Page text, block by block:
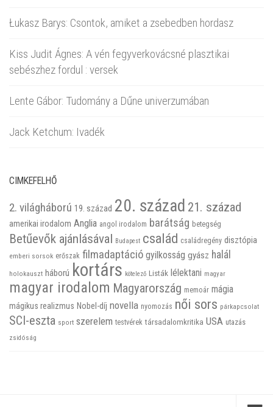
Łukasz Barys: Csontok, amiket a zsebedben hordasz
Kiss Judit Ágnes: A vén fegyverkovácsné plasztikai
sebészhez fordul : versek
Lente Gábor: Tudomány a Dűne univerzumában
Jack Ketchum: Ivadék
CIMKEFELHŐ
2. világháború 19. század 20. század 21. század
amerikai irodalom Anglia angol irodalom barátság betegség
Betűevők ajánlásával Budapest család családregény disztópia
emberi sorsok erőszak filmadaptáció gyilkosság gyász halál
holokauszt háború kortárs kötelező Listák lélektani magyar
magyar irodalom Magyarország memoár mágia
mágikus realizmus Nobel-díj novella nyomozás női sors párkapcsolat
SCI-eszta sport szerelem testvérek társadalomkritika USA utazás
zsidóság